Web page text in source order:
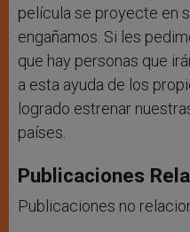
película se proyecte en
engañamos. Si les
que hay personas que
a esta ayuda de los
logrado estrenar
países.
Publicaciones
Publicaciones no